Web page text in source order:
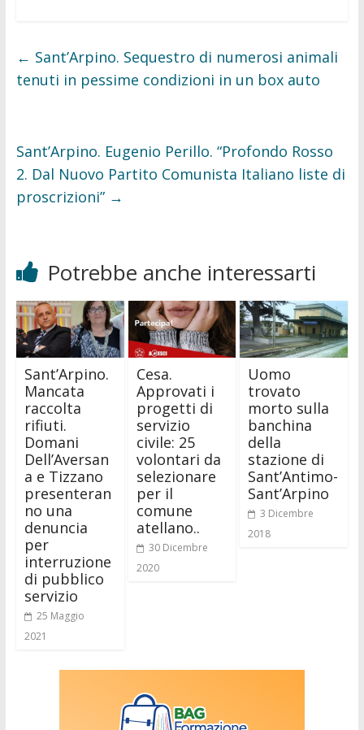
o
o
k
e
r
← Sant’Arpino. Sequestro di numerosi animali
tenuti in pessime condizioni in un box auto
Sant’Arpino. Eugenio Perillo. “Profondo Rosso
2. Dal Nuovo Partito Comunista Italiano liste di
proscrizioni” →
Potrebbe anche interessarti
Sant’Arpino.
Mancata
raccolta
rifiuti.
Domani
Dell’Aversan
a e Tizzano
presenteran
no una
denuncia
per
interruzione
di pubblico
servizio
25 Maggio
2021
Cesa.
Approvati i
progetti di
servizio
civile: 25
volontari da
selezionare
per il
comune
atellano..
30 Dicembre
2020
Uomo
trovato
morto sulla
banchina
della
stazione di
Sant’Antimo-
Sant’Arpino
3 Dicembre
2018